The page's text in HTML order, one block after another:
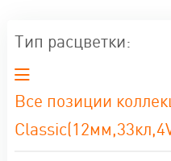
Тип расцветки:
Все позиции